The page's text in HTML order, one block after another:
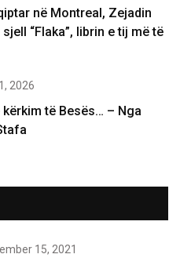
në Montreal, Zejadin
“Flaka”, librin e tij më të
2026
kërkim të Besës… – Nga
15, 2021